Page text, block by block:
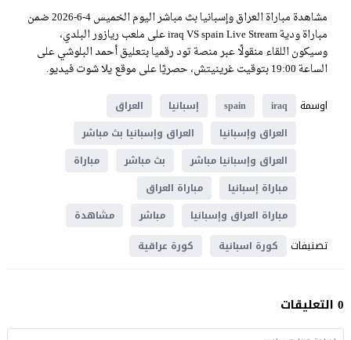
مشاهدة مباراة العراق وإسبانيا بث مباشر اليوم الخميس 4-6-2026 ضمن
مباراة ودية iraq VS spain Live Stream على ملعب ريازور البلدي،
وسيكون اللقاء منقولًا عبر منصة تود رقميا بتعليق أحمد البلوشي على
الساعة 19:00 بتوقيت غرينيتش، حصريًا على موقع يلا شوت فيديو.
اوسمة
iraq
spain إسبانيا
العراق
العراق وإسبانيا
العراق وإسبانيا بث مباشر
العراق وإسبانيا مباشر
بث مباشر
مباراة
مباراة إسبانيا
مباراة العراق
مباراة العراق وإسبانيا
مباشر مشاهدة
تصنيفات كورة اسبانية كورة عراقية
0 التعليقات